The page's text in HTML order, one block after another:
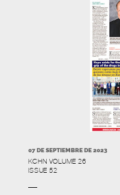
07 DE SEPTIEMBRE DE 2023
KCHN VOLUME 26
ISSUE 52